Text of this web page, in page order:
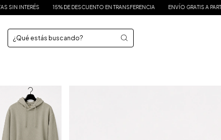
15% DE DESCUENTO EN TRANSFERENCIA ENVÍO GRATIS A PARTIR DE $175.000